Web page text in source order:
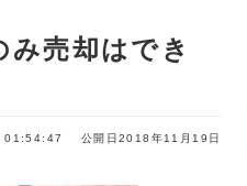
売却はでき
01:54:47 公開日2018年11月19日